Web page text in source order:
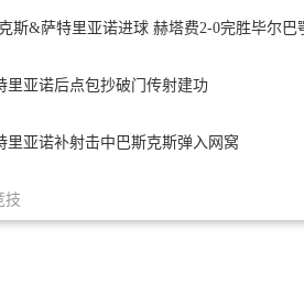
斯&萨特里亚诺进球 赫塔费2-0完胜毕尔巴
里亚诺后点包抄破门传射建功
里亚诺补射击中巴斯克斯弹入网窝
技